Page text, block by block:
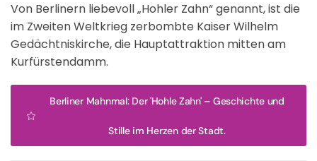
Von Berlinern liebevoll „Hohler Zahn“ genannt, ist die
im Zweiten Weltkrieg zerbombte Kaiser Wilhelm
Gedächtniskirche, die Hauptattraktion mitten am
Kurfürstendamm.
Berliner Mahnmal: Der 'Hohle Zahn' – Geschichte und
Stille im Herzen der Stadt.